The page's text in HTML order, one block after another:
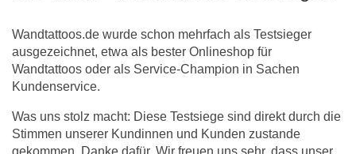
Wandtattoos.de wurde schon mehrfach als Testsieger
ausgezeichnet, etwa als bester Onlineshop für
Wandtattoos oder als Service-Champion in Sachen
Kundenservice.
Was uns stolz macht: Diese Testsiege sind direkt durch die
Stimmen unserer Kundinnen und Kunden zustande
gekommen. Danke dafür. Wir freuen uns sehr, dass unser